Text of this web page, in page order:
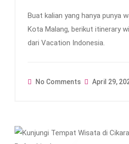
Buat kalian yang hanya punya
Kota Malang, berikut itinerary
dari Vacation Indonesia.
No Comments April 29,